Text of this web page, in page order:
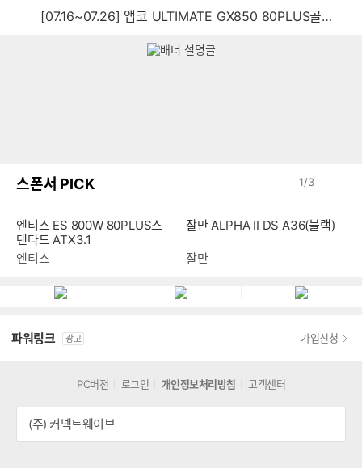
[07.16~07.26] 앱코 ULTIMATE GX850 80PLUS골드 풀모듈러 ATX3.0 블랙
스폰서 PICK 1/3
엔티스 ES 800W 80PLUS스
탠다드 ATX3.1
엔티스
잘만 ALPHA II DS A36(블랙)
잘만
파워링크 광고 가입신청
PC버전 로그인 개인정보처리방침 고객센터
(주) 커넥트웨이브